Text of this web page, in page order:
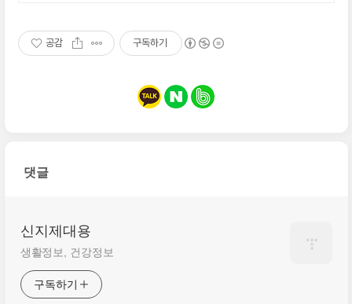
공감 구독하기
댓글
신지제대용
생활정보, 건강정보
구독하기